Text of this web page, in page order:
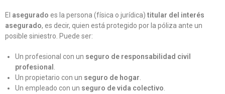
El asegurado es la persona (física o jurídica) titular del interés
asegurado, es decir, quien está protegido por la póliza ante un
posible siniestro. Puede ser:
Un profesional con un seguro de responsabilidad civil
profesional .
Un propietario con un seguro de hogar.
Un empleado con un seguro de vida colectivo.